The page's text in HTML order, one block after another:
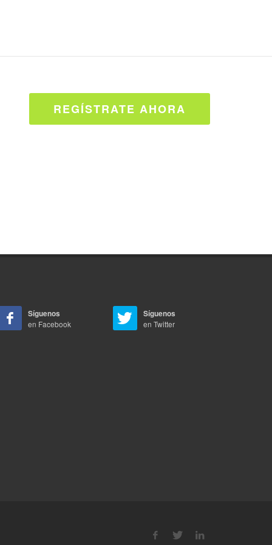
REGÍSTRATE AHORA
Síguenos
en Facebook
Síguenos
en Twitter